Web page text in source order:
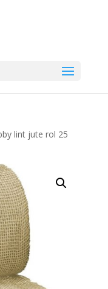
lint jute rol 25